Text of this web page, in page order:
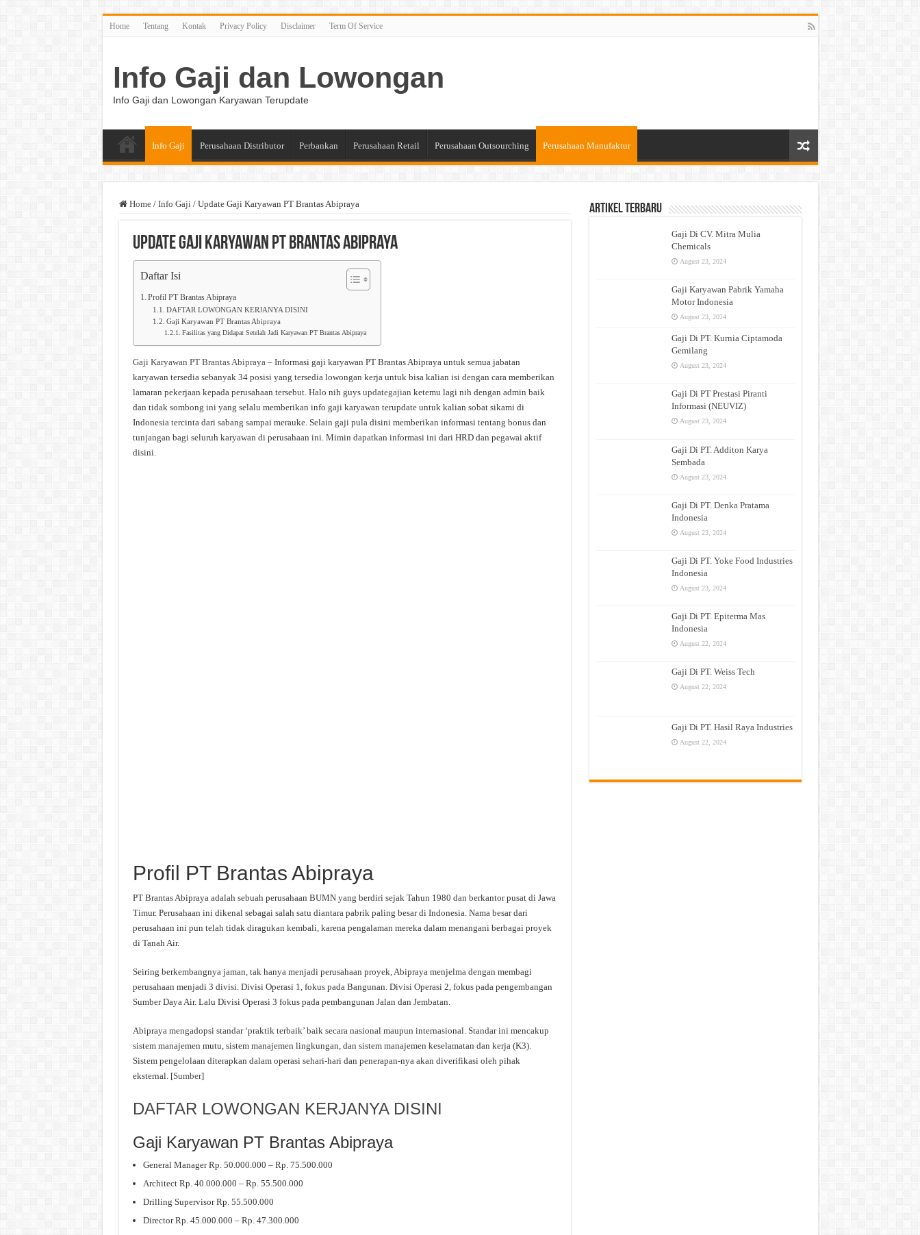
Home Tentang Kontak Privacy Policy Disclaimer Term Of Service
Info Gaji dan Lowongan
Info Gaji dan Lowongan Karyawan Terupdate
Info Gaji Perusahaan Distributor Perbankan Perusahaan Retail Perusahaan Outsourching Perusahaan Manufaktur
Home / Info Gaji / Update Gaji Karyawan PT Brantas Abipraya
Update Gaji Karyawan PT Brantas Abipraya
Daftar Isi
Profil PT Brantas Abipraya
DAFTAR LOWONGAN KERJANYA DISINI
Gaji Karyawan PT Brantas Abipraya
Fasilitas yang Didapat Setelah Jadi Karyawan PT Brantas Abipraya
Gaji Karyawan PT Brantas Abipraya– Informasi gaji karyawan PT Brantas Abipraya untuk semua jabatan
karyawan tersedia sebanyak 34 posisi yang tersedia lowongan kerja untuk bisa kalian isi dengan cara memberikan
lamaran pekerjaan kepada perusahaan tersebut. Halo nih guys updategajian ketemu lagi nih dengan admin baik
dan tidak sombong ini yang selalu memberikan info gaji karyawan terupdate untuk kalian sobat sikami di
Indonesia tercinta dari sabang sampai merauke. Selain gaji pula disini memberikan informasi tentang bonus dan
tunjangan bagi seluruh karyawan di perusahaan ini. Mimin dapatkan informasi ini dari HRD dan pegawai aktif
disini.
Profil PT Brantas Abipraya
PT Brantas Abipraya adalah sebuah perusahaan BUMN yang berdiri sejak Tahun 1980 dan berkantor pusat di Jawa
Timur. Perusahaan ini dikenal sebagai salah satu diantara pabrik paling besar di Indonesia. Nama besar dari
perusahaan ini pun telah tidak diragukan kembali, karena pengalaman mereka dalam menangani berbagai proyek
di Tanah Air.
Seiring berkembangnya jaman, tak hanya menjadi perusahaan proyek, Abipraya menjelma dengan membagi
perusahaan menjadi 3 divisi. Divisi Operasi 1, fokus pada Bangunan. Divisi Operasi 2, fokus pada pengembangan
Sumber Daya Air. Lalu Divisi Operasi 3 fokus pada pembangunan Jalan dan Jembatan.
Abipraya mengadopsi standar ‘praktik terbaik’ baik secara nasional maupun internasional. Standar ini mencakup
sistem manajemen mutu, sistem manajemen lingkungan, dan sistem manajemen keselamatan dan kerja (K3).
Sistem pengelolaan diterapkan dalam operasi sehari-hari dan penerapan-nya akan diverifikasi oleh pihak
eksternal. [Sumber]
DAFTAR LOWONGAN KERJANYA DISINI
Gaji Karyawan PT Brantas Abipraya
General Manager Rp. 50.000.000 – Rp. 75.500.000
Architect Rp. 40.000.000 – Rp. 55.500.000
Drilling Supervisor Rp. 55.500.000
Director Rp. 45.000.000 – Rp. 47.300.000
Artikel Terbaru
Gaji Di CV. Mitra Mulia
Chemicals
August 23, 2024
Gaji Karyawan Pabrik Yamaha
Motor Indonesia
August 23, 2024
Gaji Di PT. Kurnia Ciptamoda
Gemilang
August 23, 2024
Gaji Di PT Prestasi Piranti
Informasi (NEUVIZ)
August 23, 2024
Gaji Di PT. Additon Karya
Sembada
August 23, 2024
Gaji Di PT. Denka Pratama
Indonesia
August 23, 2024
Gaji Di PT. Yoke Food Industries
Indonesia
August 23, 2024
Gaji Di PT. Epiterma Mas
Indonesia
August 22, 2024
Gaji Di PT. Weiss Tech
August 22, 2024
Gaji Di PT. Hasil Raya Industries
August 22, 2024